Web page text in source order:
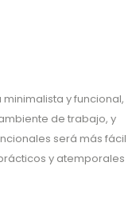
y funcional,
de trabajo, y
será más fácil
y atemporales